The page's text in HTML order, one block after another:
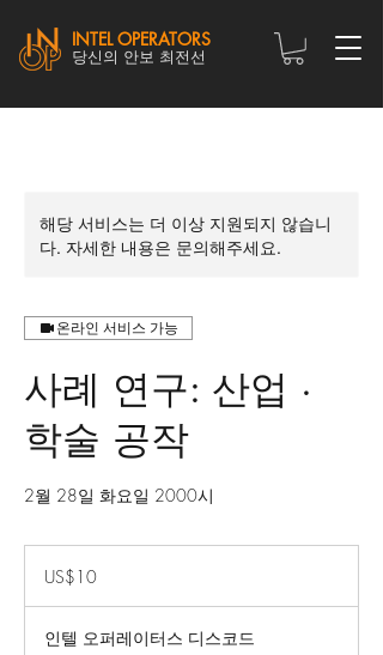
INTEL OPERATORS
당신의 안보 최전선
해당 서비스는 더 이상 지원되지 않습니
다. 자세한 내용은 문의해주세요.
온라인 서비스 가능
사례 연구: 산업 ·
학술 공작
2월 28일 화요일 2000시
US$10
인텔 오퍼레이터스 디스코드